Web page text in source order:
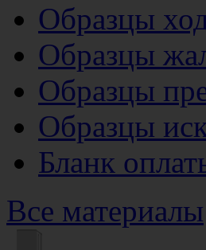
Образцы
Образцы
Образцы
Образцы
Бланк
Все материалы